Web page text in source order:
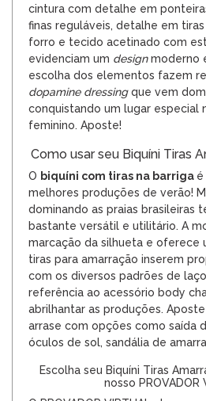
cintura com detalhe em
finas reguláveis, detalhe em
forro e tecido acetinado com
evidenciam um designmoderno
escolha dos elementos fazem
dopamine dressingque vem
conquistando um lugar especial
feminino. Aposte!
Como usar seu Biquíni Tiras
O biquíni com tiras na barriga é
melhores produções de verão!
dominando as praias brasileiras
bastante versátil e utilitário. A
marcação da silhueta e oferece
tiras para amarração inserem
com os diversos padrões de
referência ao acessório body
abrilhantar as produções.
arrase com opções como saída
óculos de sol, sandália de
Escolha seu Biquíni Tiras
nosso PROVADOR